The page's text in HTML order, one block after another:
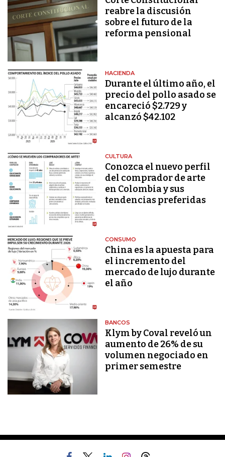
reabre la discusión
sobre el futuro de la
reforma pensional
HACIENDA
Durante el último año, el
precio del pollo asado se
encareció $2.729 y
alcanzó $42.102
CULTURA
Conozca el nuevo perfil
del comprador de arte
en Colombia y sus
tendencias preferidas
CONSUMO
China es la apuesta para
el incremento del
mercado de lujo durante
el año
BANCOS
Klym by Coval reveló un
aumento de 26% de su
volumen negociado en
primer semestre